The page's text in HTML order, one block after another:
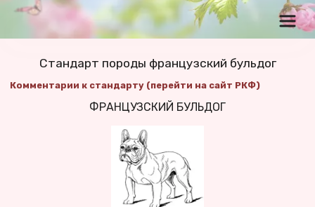
Стандарт породы французский бульдог
Комментарии к стандарту (перейти на сайт РКФ)
ФРАНЦУЗСКИЙ БУЛЬДОГ